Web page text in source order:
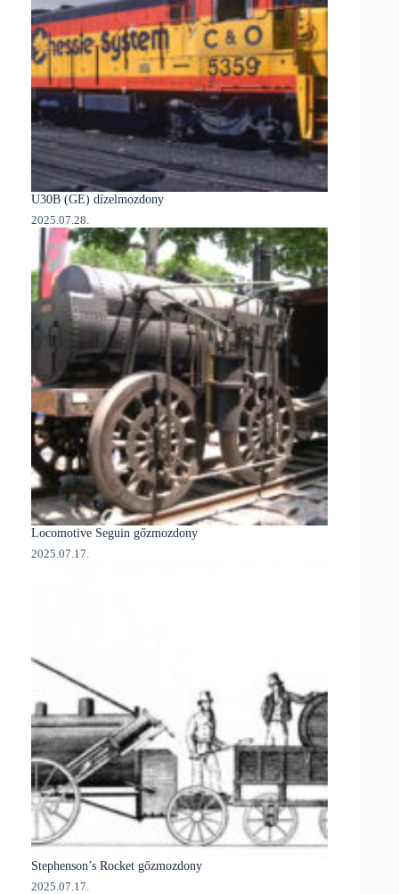
U30B (GE) dízelmozdony
2025.07.28.
Locomotive Seguin gőzmozdony
2025.07.17.
Stephenson’s Rocket gőzmozdony
2025.07.17.